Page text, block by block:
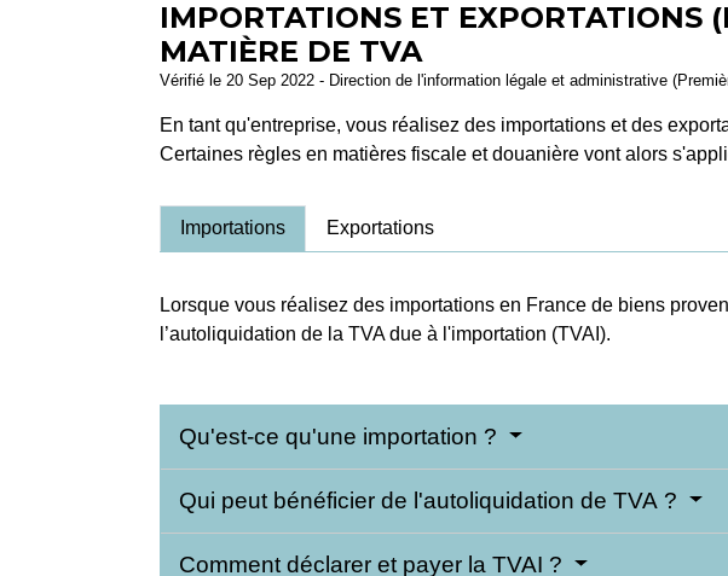
IMPORTATIONS ET EXPORTATIONS
MATIÈRE DE TVA
Vérifié le 20 Sep 2022 - Direction de l'information légale et administrative
En tant qu'entreprise, vous réalisez des importations et des
Certaines règles en matières fiscale et douanière vont alors
Importations Exportations
Lorsque vous réalisez des importations en France de biens
l’autoliquidation de la TVA due à l'importation (TVAI).
Qu'est-ce qu'une importation ?
Qui peut bénéficier de l'autoliquidation de TVA ?
Comment déclarer et payer la TVAI ?